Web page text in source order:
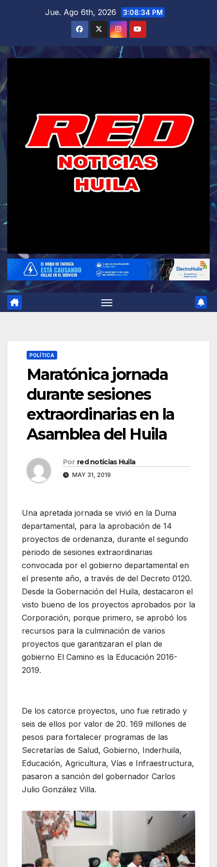
Jue. Ago 6th, 2026 3:08:35 PM
POLÍTICA
Maratónica jornada
durante sesiones
extraordinarias en la
Asamblea del Huila
Por red noticias Huila
MAY 31, 2019
Una apretada jornada se vivió en la Duma
departamental, para la aprobación de 14
proyectos de ordenanza, durante el segundo
periodo de sesiones extraordinarias
convocada por el gobierno departamental en
el presente año, a través de del Decreto 0120.
Desde la Gobernación del Huila, destacaron el
visto bueno de los proyectos aprobados por la
Corporación, porque primero, se aprobó los
recursos para la culminación de varios
proyectos que garantizaran el plan de
gobierno El Camino es la Educación 2016-
2019.
De los catorce proyectos, uno fue retirado y
seis de ellos por valor de 20. 169 millones de
pesos para fortalecer programas de las
Secretarías de Salud, Gobierno, Inderhuila,
Educación, Agricultura, Vías e Infraestructura,
pasaron a sanción del gobernador Carlos
Julio González Villa.